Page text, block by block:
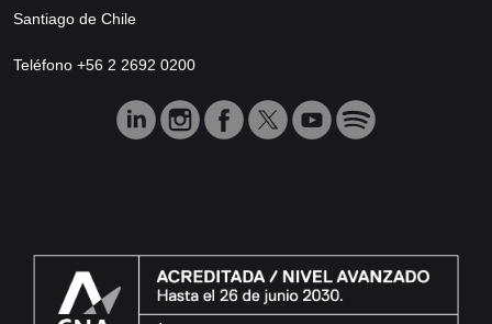
Santiago de Chile
Teléfono +56 2 2692 0200